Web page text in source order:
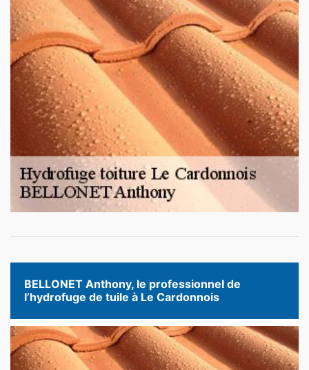
BELLONET Anthony, le professionnel de
l’hydrofuge de tuile à Le Cardonnois